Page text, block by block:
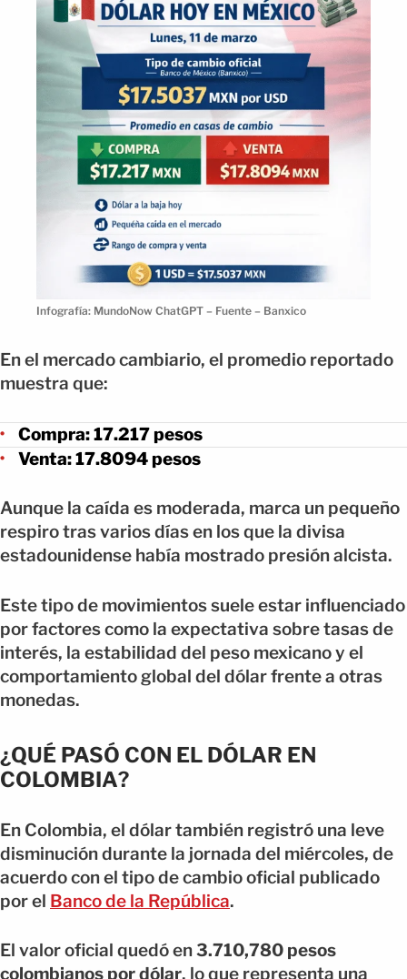
Infografía: MundoNow ChatGPT – Fuente – Banxico
En el mercado cambiario, el promedio reportado
muestra que:
Compra: 17.217 pesos
Venta: 17.8094 pesos
Aunque la caída es moderada, marca un pequeño
respiro tras varios días en los que la divisa
estadounidense había mostrado presión alcista.
Este tipo de movimientos suele estar influenciado
por factores como la expectativa sobre tasas de
interés, la estabilidad del peso mexicano y el
comportamiento global del dólar frente a otras
monedas.
¿QUÉ PASÓ CON EL DÓLAR EN
COLOMBIA?
En Colombia, el dólar también registró una leve
disminución durante la jornada del miércoles, de
acuerdo con el tipo de cambio oficial publicado
por el Banco de la República.
El valor oficial quedó en3.710,780 pesos
colombianos por dólar, lo que representa una